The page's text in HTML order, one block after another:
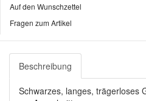
Auf den Wunschzettel
Fragen zum Artikel
Beschreibung
Schwarzes, langes, trägerloses